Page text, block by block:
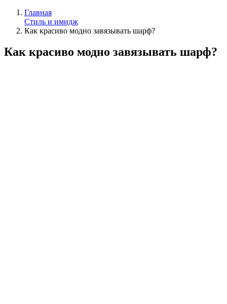
Главная
Стиль и имидж
Как красиво модно завязывать шарф?
Как красиво модно завязывать шарф?